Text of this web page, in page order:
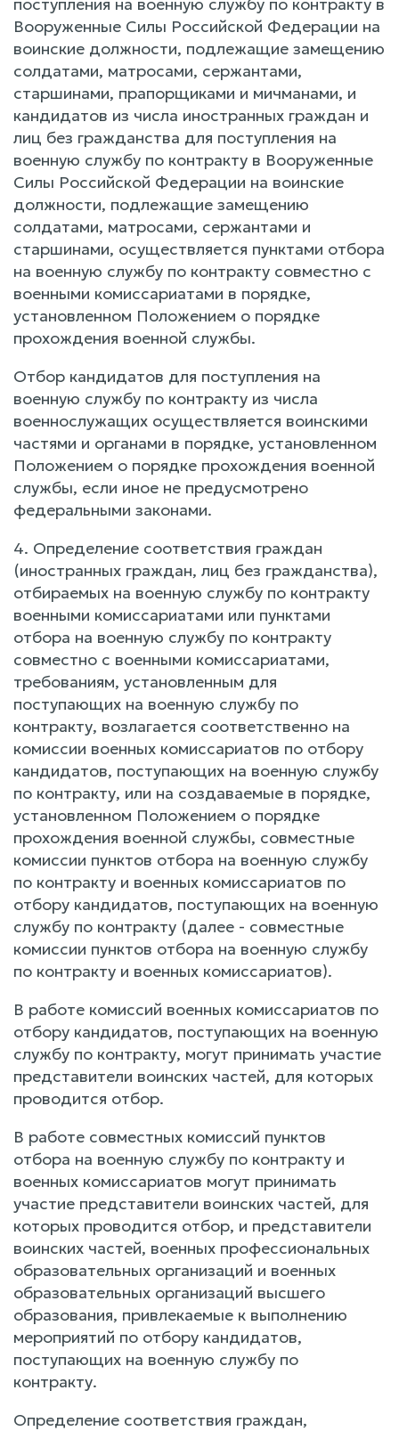
Вооруженные Силы Российской Федерации на
воинские должности, подлежащие замещению
солдатами, матросами, сержантами,
старшинами, прапорщиками и мичманами, и
кандидатов из числа иностранных граждан и
лиц без гражданства для поступления на
военную службу по контракту в Вооруженные
Силы Российской Федерации на воинские
должности, подлежащие замещению
солдатами, матросами, сержантами и
старшинами, осуществляется пунктами отбора
на военную службу по контракту совместно с
военными комиссариатами в порядке,
установленном Положением о порядке
прохождения военной службы.
Отбор кандидатов для поступления на
военную службу по контракту из числа
военнослужащих осуществляется воинскими
частями и органами в порядке, установленном
Положением о порядке прохождения военной
службы, если иное не предусмотрено
федеральными законами.
4. Определение соответствия граждан
(иностранных граждан, лиц без гражданства),
отбираемых на военную службу по контракту
военными комиссариатами или пунктами
отбора на военную службу по контракту
совместно с военными комиссариатами,
требованиям, установленным для
поступающих на военную службу по
контракту, возлагается соответственно на
комиссии военных комиссариатов по отбору
кандидатов, поступающих на военную службу
по контракту, или на создаваемые в порядке,
установленном Положением о порядке
прохождения военной службы, совместные
комиссии пунктов отбора на военную службу
по контракту и военных комиссариатов по
отбору кандидатов, поступающих на военную
службу по контракту (далее - совместные
комиссии пунктов отбора на военную службу
по контракту и военных комиссариатов).
В работе комиссий военных комиссариатов по
отбору кандидатов, поступающих на военную
службу по контракту, могут принимать участие
представители воинских частей, для которых
проводится отбор.
В работе совместных комиссий пунктов
отбора на военную службу по контракту и
военных комиссариатов могут принимать
участие представители воинских частей, для
которых проводится отбор, и представители
воинских частей, военных профессиональных
образовательных организаций и военных
образовательных организаций высшего
образования, привлекаемые к выполнению
мероприятий по отбору кандидатов,
поступающих на военную службу по
контракту.
Определение соответствия граждан,